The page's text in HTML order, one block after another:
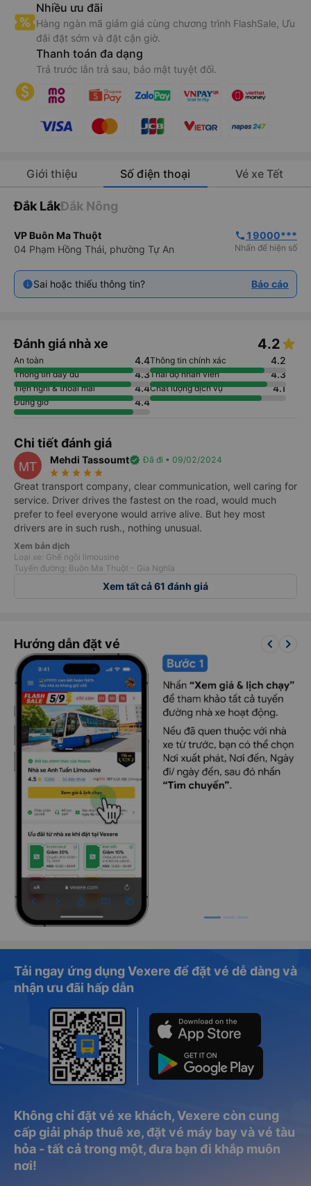
Nhiều ưu đãi
Hàng ngàn mã giảm giá cùng chương trình FlashSale, Ưu
đãi đặt sớm và đặt cận giờ.
Thanh toán đa dạng
Trả trước lẫn trả sau, bảo mật tuyệt đối.
Giới thiệu Số điện thoại Vé xe Tết
Đắk LắkĐắk Nông
VP Buôn Ma Thuột
04 Phạm Hồng Thái, phường Tự An
phone 19000***
Nhấn để hiện số
Sai hoặc thiếu thông tin? Báo cáo
Đánh giá nhà xe 4.2
An toàn 4.4Thông tin chính xác 4.2
Thông tin đầy đủ 4.3Thái độ nhân viên 4.3
Tiện nghi & thoải mái 4.4Chất lượng dịch vụ 4.1
Đúng giờ 4.4
Chi tiết đánh giá
MT Mehdi Tassoumtverified Đã đi • 09/02/2024
star_rate star_rate star_rate star_rate star_rate
Great transport company, clear communication, well caring for
service. Driver drives the fastest on the road, would much
prefer to feel everyone would arrive alive. But hey most
drivers are in such rush., nothing unusual.
Xem bản dịch
Loại xe: Ghế ngồi limousine
Tuyến đường: Buôn Ma Thuột - Gia Nghĩa
Xem tất cả 61 đánh giá
Hướng dẫn đặt vé keyboard_arrow_left keyboard_arrow_right
Tải ngay ứng dụng Vexere để đặt vé dễ dàng và
nhận ưu đãi hấp dẫn
Không chỉ đặt vé xe khách, Vexere còn cung
cấp giải pháp thuê xe, đặt vé máy bay và vé tàu
hỏa - tất cả trong một, đưa bạn đi khắp muôn
nơi!